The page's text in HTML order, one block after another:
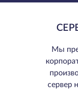
Мы
сервер